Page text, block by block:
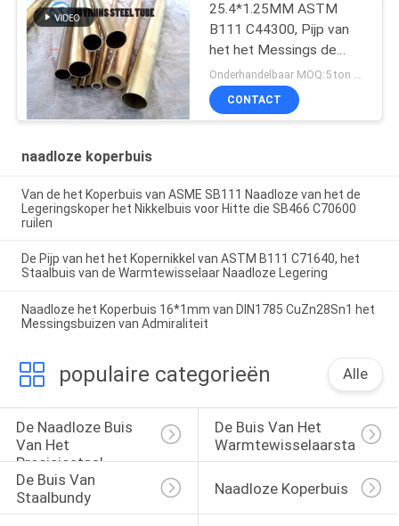
25.4*1.25MM ASTM
B111 C44300, Pijp van
het het Messings de
Naadloze Koolstofstaal
van Admiraliteit
CONTACT
naadloze koperbuis
Van de het Koperbuis van ASME SB111 Naadloze van het de
Legeringskoper het Nikkelbuis voor Hitte die SB466 C70600
ruilen
De Pijp van het het Kopernikkel van ASTM B111 C71640, het
Staalbuis van de Warmtewisselaar Naadloze Legering
Naadloze het Koperbuis 16*1mm van DIN1785 CuZn28Sn1 het
Messingsbuizen van Admiraliteit
populaire categorieën Alle
De Naadloze Buis
Van Het
Precisiestaal
De Buis Van Het
Warmtewisselaarstaal
De Buis Van
Staalbundy
Naadloze Koperbuis